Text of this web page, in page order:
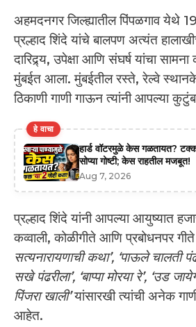
अहमदनगर जिल्ह्यातील पिंपळगाव येथे
प्रल्हाद शिंदे यांचे बालपण अत्यंत
दारिद्र्य, उपेक्षा आणि संघर्ष यांचा सामना
मुंबईत आला. मुंबईतील रस्ते, रेल्वे
ठिकाणी गाणी गाऊन त्यांनी आपल्या
हे वाचा
हार्ड वॉटरमुळे केस गळतायत?
सोप्या गोष्टी; केस राहतील मजबूत!
Aug 7, 2026
प्रल्हाद शिंदे यांनी आपल्या आयुष्यात
कव्वाली, कोळीगीते आणि प्रबोधनपर
सत्यनारायणाची कथा’, ‘पाऊले चालती
सखे पंढरीला’, ‘बाप्पा मोरया रे’, ‘उड
पिंजरा खाली’यांसारखी त्यांची अनेक
आहेत.